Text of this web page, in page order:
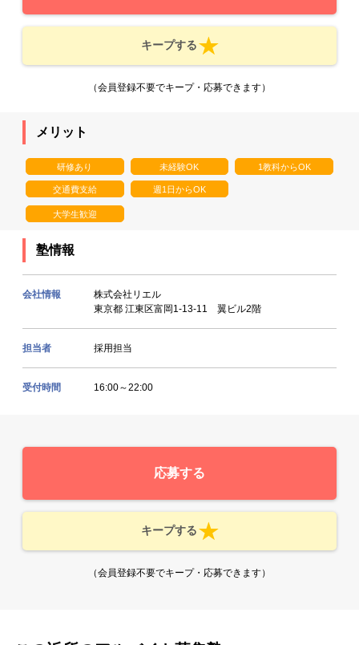
キープする
（会員登録不要でキープ・応募できます）
メリット
研修あり 未経験OK 1教科からOK
交通費支給 週1日からOK
大学生歓迎
塾情報
会社情報
株式会社リエル
東京都 江東区富岡1‐13‐11 翼ビル2階
担当者 採用担当
受付時間 16:00～22:00
応募する
キープする
（会員登録不要でキープ・応募できます）